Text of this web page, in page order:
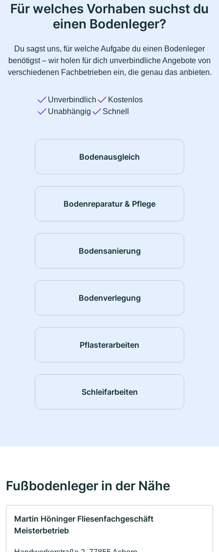
Für welches Vorhaben suchst du
einen Bodenleger?
Du sagst uns, für welche Aufgabe du einen Bodenleger
benötigst – wir holen für dich unverbindliche Angebote von
verschiedenen Fachbetrieben ein, die genau das anbieten.
Unverbindlich
Kostenlos
Unabhängig
Schnell
Bodenausgleich
Bodenreparatur & Pflege
Bodensanierung
Bodenverlegung
Pflasterarbeiten
Schleifarbeiten
Fußbodenleger in der Nähe
Martin Höninger Fliesenfachgeschäft
Meisterbetrieb